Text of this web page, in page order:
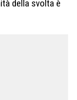
della svolta è